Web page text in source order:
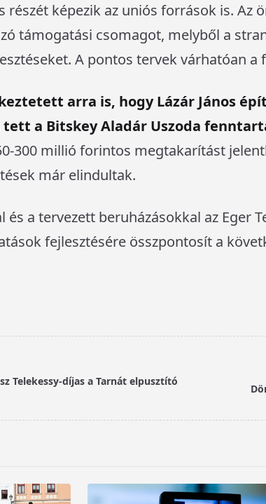
részét képezik az uniós források is. Az
támogatási csomagot, melyből a
A pontos tervek várhatóan a
arra is, hogy Lázár János
a Bitskey Aladár Uszoda
300 millió forintos megtakarítást
már elindultak.
és a tervezett beruházásokkal az Eger
fejlesztésére összpontosít a
Telekessy-díjas a Tarnát elpusztító